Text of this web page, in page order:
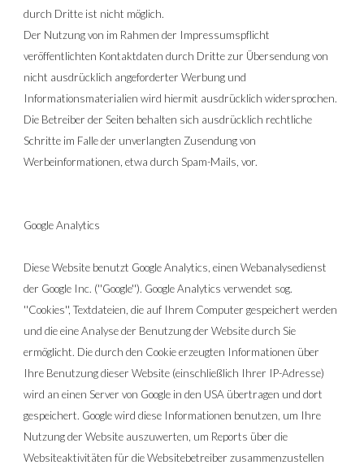
durch Dritte ist nicht möglich.
Der Nutzung von im Rahmen der Impressumspflicht
veröffentlichten Kontaktdaten durch Dritte zur Übersendung von
nicht ausdrücklich angeforderter Werbung und
Informationsmaterialien wird hiermit ausdrücklich widersprochen.
Die Betreiber der Seiten behalten sich ausdrücklich rechtliche
Schritte im Falle der unverlangten Zusendung von
Werbeinformationen, etwa durch Spam-Mails, vor.
Google Analytics
Diese Website benutzt Google Analytics, einen Webanalysedienst
der Google Inc. (''Google''). Google Analytics verwendet sog.
''Cookies'', Textdateien, die auf Ihrem Computer gespeichert werden
und die eine Analyse der Benutzung der Website durch Sie
ermöglicht. Die durch den Cookie erzeugten Informationen über
Ihre Benutzung dieser Website (einschließlich Ihrer IP-Adresse)
wird an einen Server von Google in den USA übertragen und dort
gespeichert. Google wird diese Informationen benutzen, um Ihre
Nutzung der Website auszuwerten, um Reports über die
Websiteaktivitäten für die Websitebetreiber zusammenzustellen